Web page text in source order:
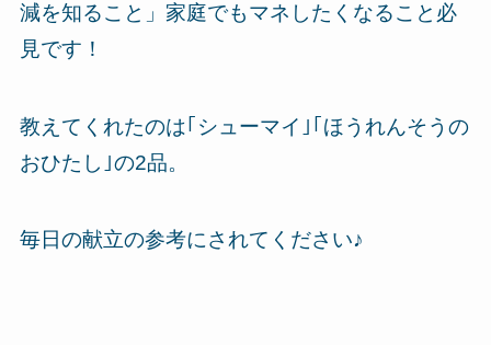
減を知ること」家庭でもマネしたくなること必
見です！
教えてくれたのは｢シューマイ｣｢ほうれんそうの
おひたし｣の2品。
毎日の献立の参考にされてください♪